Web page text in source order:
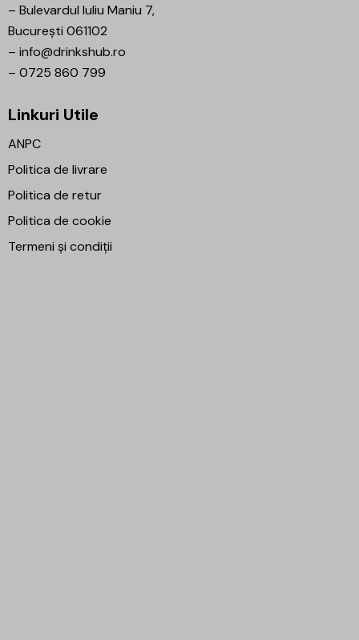
– Bulevardul Iuliu Maniu 7,
București 061102
– info@drinkshub.ro
– 0725 860 799
Linkuri Utile
ANPC
Politica de livrare
Politica de retur
Politica de cookie
Termeni și condiții